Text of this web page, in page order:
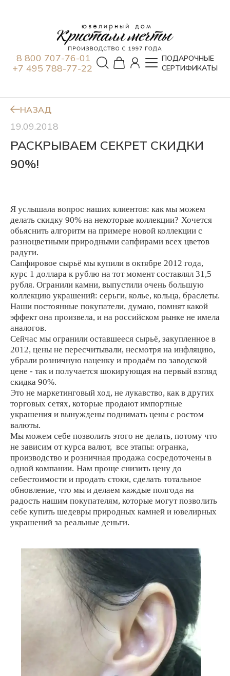
8 800 707-76-01
+7 495 788-77-22
ПОДАРОЧНЫЕ
СЕРТИФИКАТЫ
НАЗАД
19.09.2018
РАСКРЫВАЕМ СЕКРЕТ СКИДКИ
90%!
Я услышала вопрос наших клиентов: как мы можем
делать скидку 90% на некоторые коллекции? Хочется
обьяснить алгоритм на примере новой коллекции с
разноцветными природными сапфирами всех цветов
радуги.
Сапфировое сырьё мы купили в октябре 2012 года,
курс 1 доллара к рублю на тот момент составлял 31,5
рубля. Огранили камни, выпустили очень большую
коллекцию украшений: серьги, колье, кольца, браслеты.
Наши постоянные покупатели, думаю, помнят какой
эффект она произвела, и на российском рынке не имела
аналогов.
Сейчас мы огранили оставшееся сырьё, закупленное в
2012, цены не пересчитывали, несмотря на инфляцию,
убрали розничную наценку и продаём по заводской
цене - так и получается шокирующая на первый взгляд
скидка 90%.
Это не маркетинговый ход, не лукавство, как в других
торговых сетях, которые продают импортные
украшения и вынуждены поднимать цены с ростом
валюты.
Мы можем себе позволить этого не делать, потому что
не зависим от курса валют, все этапы: огранка,
производство и розничная продажа сосредоточены в
одной компании. Нам проще снизить цену до
себестоимости и продать стоки, сделать тотальное
обновление, что мы и делаем каждые полгода на
радость нашим покупателям, которые могут позволить
себе купить шедевры природных камней и ювелирных
украшений за реальные деньги.